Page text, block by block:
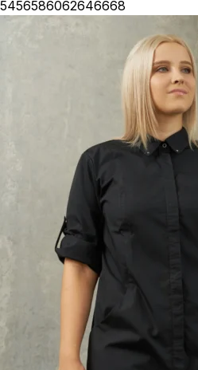
5456586062646668